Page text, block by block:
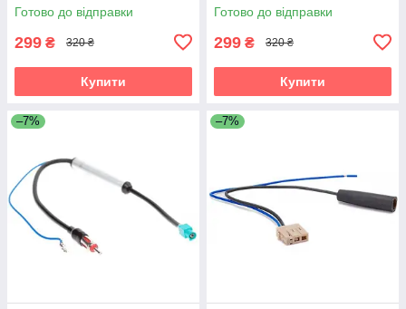
Citroen, Peugeot, Renault ACV
1524-03
Готово до відправки
299 ₴ 320 ₴
Купити
Готово до відправки
299 ₴ 320 ₴
Купити
–7% –7%